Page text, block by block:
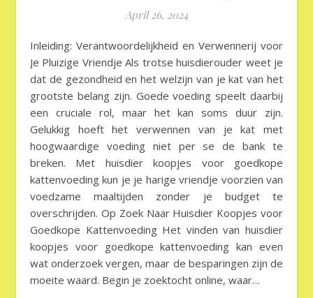
April 26, 2024
Inleiding: Verantwoordelijkheid en Verwennerij voor
Je Pluizige Vriendje Als trotse huisdierouder weet je
dat de gezondheid en het welzijn van je kat van het
grootste belang zijn. Goede voeding speelt daarbij
een cruciale rol, maar het kan soms duur zijn.
Gelukkig hoeft het verwennen van je kat met
hoogwaardige voeding niet per se de bank te
breken. Met huisdier koopjes voor goedkope
kattenvoeding kun je je harige vriendje voorzien van
voedzame maaltijden zonder je budget te
overschrijden. Op Zoek Naar Huisdier Koopjes voor
Goedkope Kattenvoeding Het vinden van huisdier
koopjes voor goedkope kattenvoeding kan even
wat onderzoek vergen, maar de besparingen zijn de
moeite waard. Begin je zoektocht online, waar…